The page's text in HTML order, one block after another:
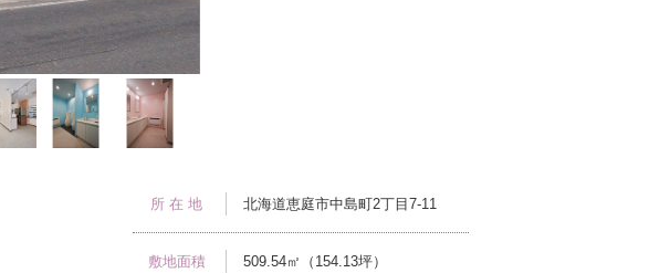
所 在 地 北海道恵庭市中島町2丁目7-11
敷地面積 509.54㎡（154.13坪）